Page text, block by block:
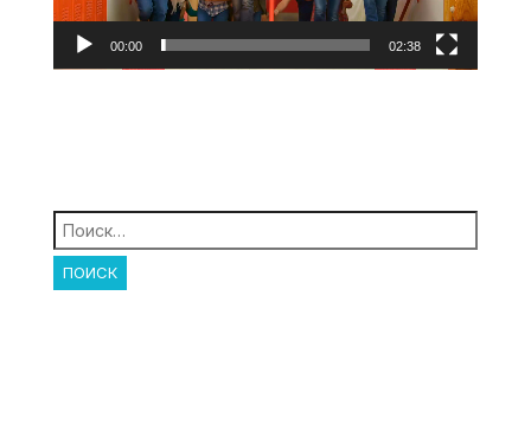
00:00 02:38
Найти: